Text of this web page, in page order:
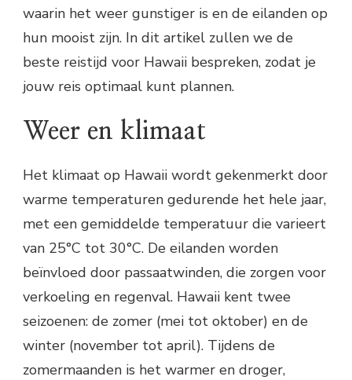
waarin het weer gunstiger is en de eilanden op
hun mooist zijn. In dit artikel zullen we de
beste reistijd voor Hawaii bespreken, zodat je
jouw reis optimaal kunt plannen.
Weer en klimaat
Het klimaat op Hawaii wordt gekenmerkt door
warme temperaturen gedurende het hele jaar,
met een gemiddelde temperatuur die varieert
van 25°C tot 30°C. De eilanden worden
beïnvloed door passaatwinden, die zorgen voor
verkoeling en regenval. Hawaii kent twee
seizoenen: de zomer (mei tot oktober) en de
winter (november tot april). Tijdens de
zomermaanden is het warmer en droger,